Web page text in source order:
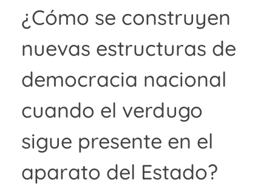
¿Cómo se construyen
nuevas estructuras de
democracia nacional
cuando el verdugo
sigue presente en el
aparato del Estado?